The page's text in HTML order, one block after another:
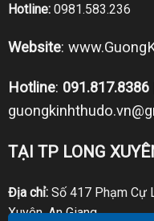
Hotline: 0981.583.236
Website:
Hotline: 091.817.8386
TẠI TP LONG
Địa chỉ:Số 417 Phạm Cự
Xuyên, An Giang